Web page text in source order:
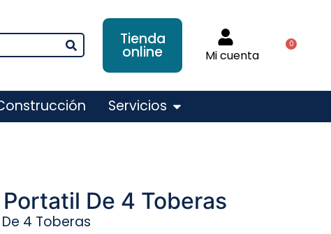
Tienda
online Mi cuenta
0
Servicios
De 4 Toberas
4 Toberas